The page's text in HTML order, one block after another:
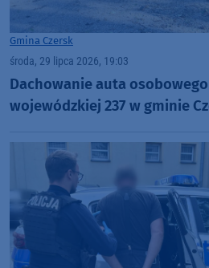
Gmina Czersk
środa, 29 lipca 2026, 19:03
Dachowanie auta
wojewódzkiej 237 w gminie